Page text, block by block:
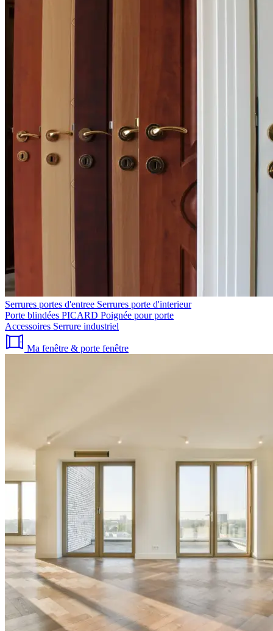
Serrures portes d'entree Serrures porte d'interieur
Porte blindées PICARD Poignée pour porte
Accessoires Serrure industriel
Ma fenêtre & porte fenêtre